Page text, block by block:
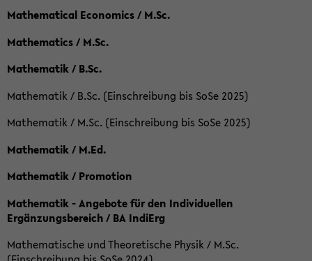
Mathematical Economics / M.Sc.
Mathematics / M.Sc.
Mathematik / B.Sc.
Mathematik / B.Sc. (Einschreibung bis SoSe 2025)
Mathematik / M.Sc. (Einschreibung bis SoSe 2025)
Mathematik / M.Ed.
Mathematik / Promotion
Mathematik - Angebote für den Individuellen
Ergänzungsbereich / BA IndiErg
Mathematische und Theoretische Physik / M.Sc.